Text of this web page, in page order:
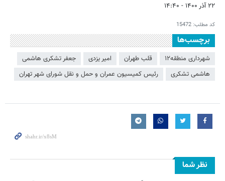
۲۲ آذر ۱۴۰۰ - ۱۴:۴۰
کد مطلب: 15472
برچسب‌ها
شهرداری منطقه۱۲ قلب طهران امیر یزدی
جعفر تشکری هاشمی
هاشمی تشکری
رئیس کمیسیون عمران و حمل و نقل شورای شهر تهران
نظر شما